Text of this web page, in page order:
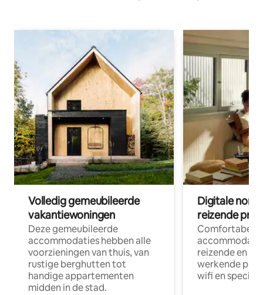
Volledig gemeubileerde
vakantiewoningen
Deze gemeubileerde
accommodaties hebben alle
voorzieningen van thuis, van
rustige berghutten tot
handige appartementen
midden in de stad.
Digitale
reizende
Comfortabele
reizende en
werkende
wifi en